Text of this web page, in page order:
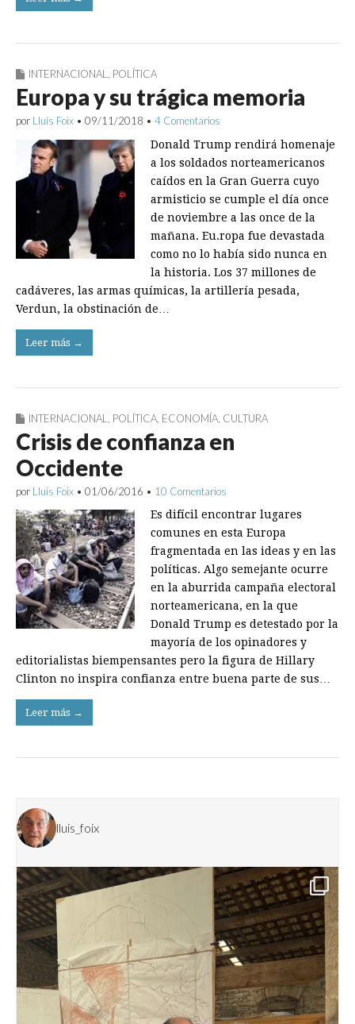
INTERNACIONAL POLÍTICA
Europa y su trágica memoria
por Lluís Foix • 09/11/2018 • 4 Comentarios
Donald Trump rendirá homenaje
a los soldados norteamericanos
caídos en la Gran Guerra cuyo
armisticio se cumple el día once
de noviembre a las once de la
mañana. Eu.ropa fue devastada
como no lo había sido nunca en
la historia. Los 37 millones de
cadáveres, las armas químicas, la artillería pesada,
Verdun, la obstinación de…
Leer más →
INTERNACIONAL POLÍTICA ECONOMÍA CULTURA
Crisis de confianza en
Occidente
por Lluís Foix • 01/06/2016 • 10 Comentarios
Es difícil encontrar lugares
comunes en esta Europa
fragmentada en las ideas y en las
políticas. Algo semejante ocurre
en la aburrida campaña electoral
norteamericana, en la que
Donald Trump es detestado por la
mayoría de los opinadores y
editorialistas biempensantes pero la figura de Hillary
Clinton no inspira confianza entre buena parte de sus…
Leer más →
lluis_foix